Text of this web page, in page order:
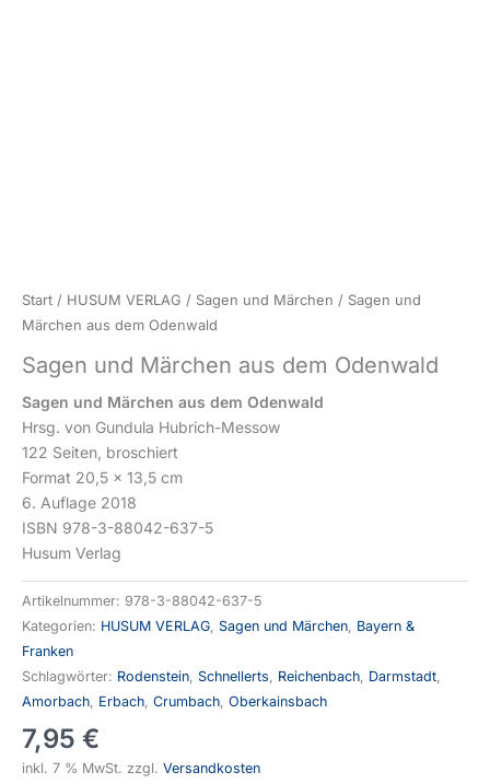
Start / HUSUM VERLAG / Sagen und Märchen / Sagen und
Märchen aus dem Odenwald
Sagen und Märchen aus dem Odenwald
Sagen und Märchen aus dem Odenwald
Hrsg. von Gundula Hubrich-Messow
122 Seiten, broschiert
Format 20,5 x 13,5 cm
6. Auflage 2018
ISBN 978-3-88042-637-5
Husum Verlag
Artikelnummer: 978-3-88042-637-5
Kategorien: HUSUM VERLAG, Sagen und Märchen, Bayern &
Franken
Schlagwörter: Rodenstein, Schnellerts, Reichenbach, Darmstadt,
Amorbach, Erbach, Crumbach, Oberkainsbach
7,95 €
inkl. 7 % MwSt. zzgl. Versandkosten